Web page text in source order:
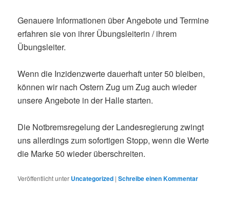
Genauere Informationen über Angebote und Termine
erfahren sie von ihrer Übungsleiterin / ihrem
Übungsleiter.
Wenn die Inzidenzwerte dauerhaft unter 50 bleiben,
können wir nach Ostern Zug um Zug auch wieder
unsere Angebote in der Halle starten.
Die Notbremsregelung der Landesregierung zwingt
uns allerdings zum sofortigen Stopp, wenn die Werte
die Marke 50 wieder überschreiten.
Veröffentlicht unter Uncategorized |Schreibe einen Kommentar